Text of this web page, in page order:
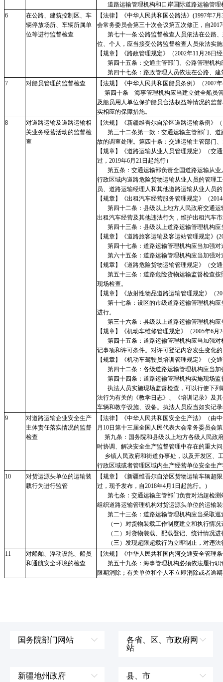
道路运输管理机构和口岸国际道路运输管理
6
在公路、建筑控制区、车
辆停放场所、车辆所属单
位等进行监督检查
【法律】《中华人民共和国公路法》(1997年7
会常务委员会第三十次会议第五次修正，自
第七十一条:公路监督检查人员依法在公路、
位、个人，应当接受公路监督检查人员依法实
【规章】《路政管理规定》（2002年11月26日
第四十五条：交通主管部门、公路管理机构
第四十七条：路政管理人员依法在公路、建
7
对船员管理的监督检查 【法规】《中华人民共和国船员条例》（2007
第四十条 海事管理机构应当建立健全船员管
及船员用人单位保护船员合法权益等情况的监
实相应的保障措施。
8
对道路运输及道路运输相
关业务经营活动的监督检
查
【法规】《新疆维吾尔自治区道路运输条例》（
第三十二条第一款：交通运输主管部门、道
故的调查处理。第四十条：交通运输主管部门
【规章】《道路运输从业人员管理规定》（交
过，2019年6月21日起施行）
第五条：交通运输部负责全国道路运输从业
行政区域内道路危险货物运输从业人员的管理
员、道路运输经理人和其他道路运输从业人员
【规章】《出租汽车经营服务管理规定》（
第四十二条：县级以上地方人民政府交通运
出租汽车经营及其他违法行为，维护出租汽车
第四十三条：县级以上道路运输管理机构应
【规章】《道路旅客运输及客运站管理规定》
第四十七条：道路运输管理机构应当加强对
第六十五条：道路运输管理机构应当加强对
【规章】《道路危险货物运输管理规定》（交
第五十三条：道路危险货物运输监督检查按
现场检查。
【规章】《放射性物品道路运输管理规定》（
第十七条：设区的市级道路运输管理机构应
进行。
第三十六条：县级以上道路运输管理机构应
【规章】《机动车维修管理规定》（2005年6月
第四十五条：道路运输管理机构应当加强对
记事项和许可条件。对许可登记内容发生变化
【规章】《机动车驾驶员培训管理规定》（交
第四十二条：各级道路运输管理机构应当加
第四十四条：道路运输管理机构实施现场监
执法人员实施现场监督检查，可以行使下列
法行为有关的《教学日志》、《培训记录》及
车辆和教学设施、设备。执法人员应当如实记
9
对道路运输企业安全生产
主体责任落实情况的监督
检查
【法律】《中华人民共和国安全生产法》（由
月10日第十三届全国人民代表大会常务委员会
第九条：国务院和县级以上地方各级人民政
时协调、解决安全生产监督管理中存在的重大
乡镇人民政府和街道办事处，以及开发区、
行政区域或者管理区域内生产经营单位安全生
10
对货运源头单位的运输装
载行为进行监管
【规章】《新疆维吾尔自治区货物运输车辆超
过，现予发布，自2018年4月1日起施
第七条：交通运输主管部门负责对治超检测
组织道路运输管理机构对货运
第二十三条：道路运输管理机构应当采取巡
（一）对货物装载工作制度建立和执行情况
（二）对货物装载、配载登记、统计情况进
（三）发现超限超载行为立即制止，对违法
11
对船舶、浮动设施、船员
和通航安全环境的检查
【法规】《中华人民共和国内河交通安全管理
第五十九条：海事管理机构必须依法履行职
限期消除；有关单位和个人不立即消除或者逾
国务院部门网站
国防部
各省、区、市政府网
站
新疆地州政府 县、市